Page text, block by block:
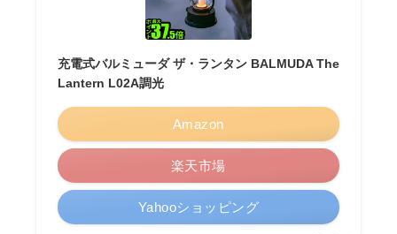
充電式バルミューダ ザ・ランタン BALMUDA The
Lantern L02A調光
Amazon
楽天市場
Yahooショッピング